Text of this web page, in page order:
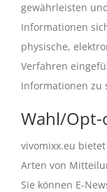
gewährleisten
Informationen
physische,
Verfahren
Informationen zu
Wahl/
vivomixx.eu
Arten von
Sie können E-